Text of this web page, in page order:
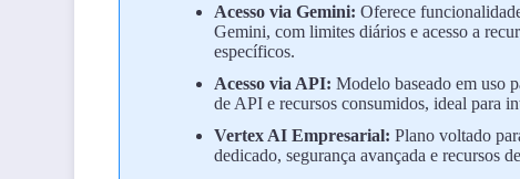
Acesso via Gemini: Oferece
Gemini, com limites diários e acesso a
específicos.
Acesso via API: Modelo baseado em uso
de API e recursos consumidos, ideal para
Vertex AI Empresarial: Plano voltado
dedicado, segurança avançada e recursos